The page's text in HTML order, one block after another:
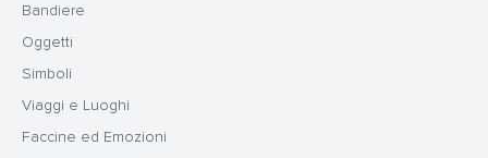
Bandiere
Oggetti
Simboli
Viaggi e Luoghi
Faccine ed Emozioni